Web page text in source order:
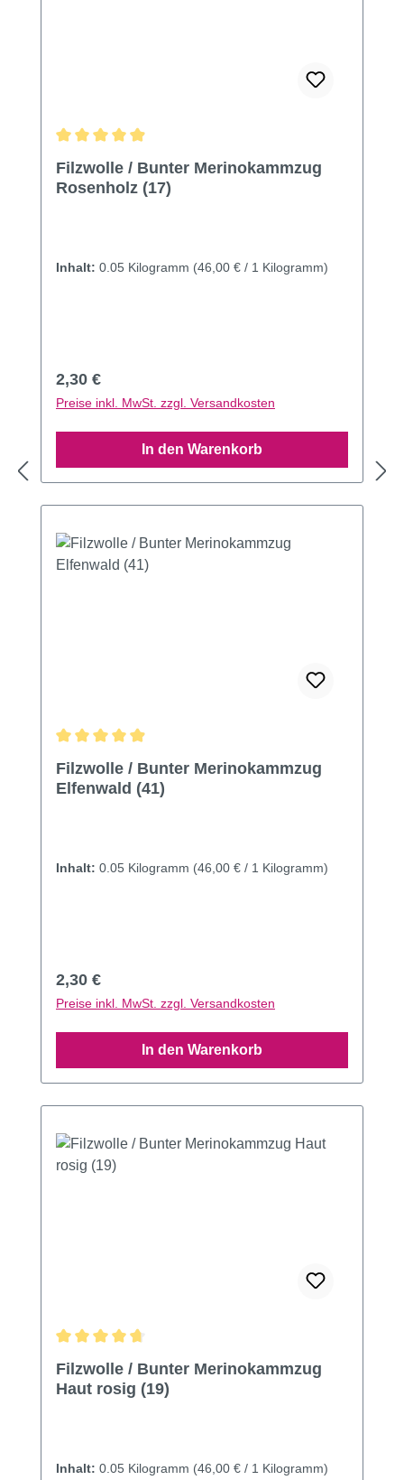
Filzwolle / Bunter Merinokammzug
Rosenholz (17)
Inhalt: 0.05 Kilogramm (46,00 € / 1 Kilogramm)
Regulärer Preis:
2,30 €
Preise inkl. MwSt. zzgl. Versandkosten
In den Warenkorb
Filzwolle / Bunter Merinokammzug
Elfenwald (41)
Inhalt: 0.05 Kilogramm (46,00 € / 1 Kilogramm)
Regulärer Preis:
2,30 €
Preise inkl. MwSt. zzgl. Versandkosten
In den Warenkorb
Filzwolle / Bunter Merinokammzug
Haut rosig (19)
Inhalt: 0.05 Kilogramm (46,00 € / 1 Kilogramm)